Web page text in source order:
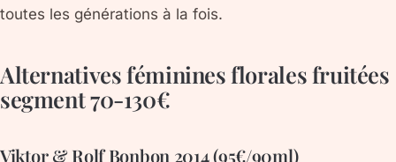
toutes les générations à la fois.
Alternatives féminines florales fruitées
segment 70-130€
Viktor & Rolf Bonbon 2014 (95€/90ml)